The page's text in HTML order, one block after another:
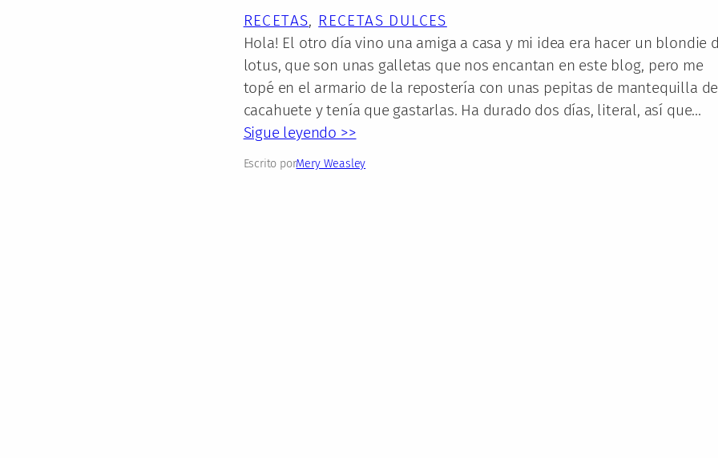
RECETAS, RECETAS DULCES
Hola! El otro día vino una amiga a casa y mi idea era hacer un blondie
lotus, que son unas galletas que nos encantan en este blog, pero me
topé en el armario de la repostería con unas pepitas de mantequilla de
cacahuete y tenía que gastarlas. Ha durado dos días, literal, así que…
Sigue leyendo >>
Escrito porMery Weasley